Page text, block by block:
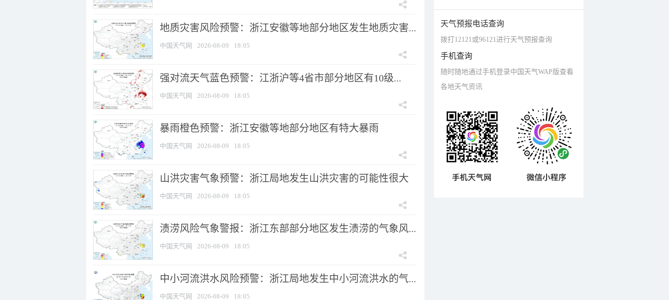
地质灾害风险预警：浙江安徽等地部分地区发生地质灾害...
中国天气网 2026-08-09 18:05
强对流天气蓝色预警：江浙沪等4省市部分地区有10级...
中国天气网 2026-08-09 18:05
暴雨橙色预警：浙江安徽等地部分地区有特大暴雨
中国天气网 2026-08-09 18:05
山洪灾害气象预警：浙江局地发生山洪灾害的可能性很大
中国天气网 2026-08-09 18:05
渍涝风险气象警报：浙江东部部分地区发生渍涝的气象风...
中国天气网 2026-08-09 18:05
中小河流洪水风险预警：浙江局地发生中小河流洪水的气...
中国天气网 2026-08-09 18:05
天气预报电话查询
拨打12121或96121进行天气预报查询
手机查询
随时随地通过手机登录中国天气WAP版查看
各地天气资讯